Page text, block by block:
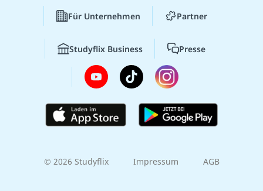
Für Unternehmen Partner
Studyflix Business Presse
© 2026 Studyflix Impressum AGB